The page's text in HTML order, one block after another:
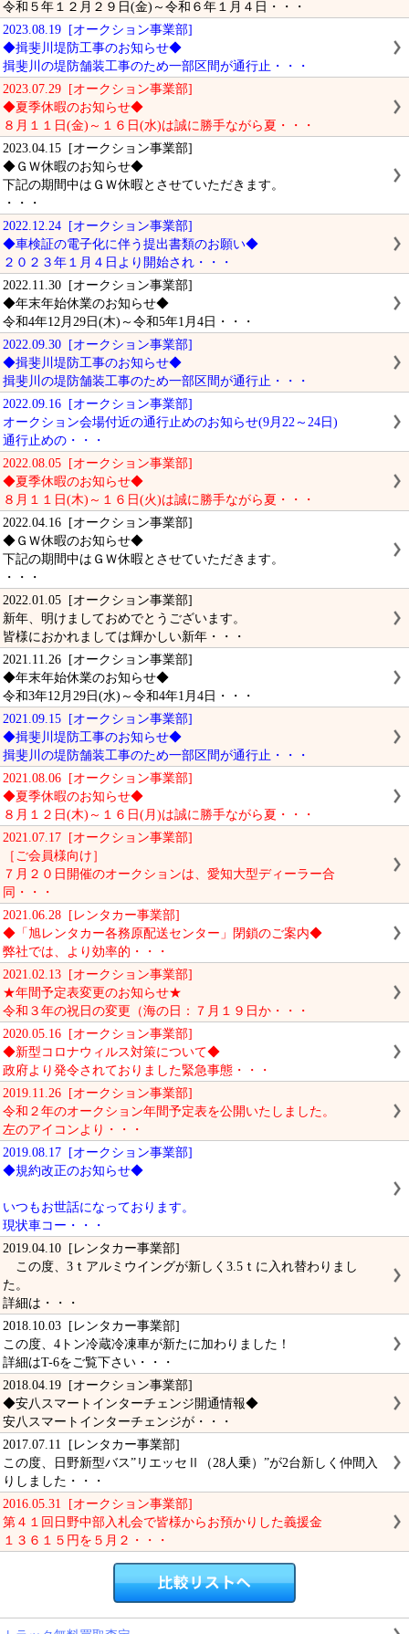
令和５年１２月２９日(金)～令和６年１月４日・・・
2023.08.19 [オークション事業部]
◆揖斐川堤防工事のお知らせ◆
揖斐川の堤防舗装工事のため一部区間が通行止・・・
2023.07.29 [オークション事業部]
◆夏季休暇のお知らせ◆
８月１１日(金)～１６日(水)は誠に勝手ながら夏・・・
2023.04.15 [オークション事業部]
◆ＧＷ休暇のお知らせ◆
下記の期間中はＧＷ休暇とさせていただきます。
・・・
2022.12.24 [オークション事業部]
◆車検証の電子化に伴う提出書類のお願い◆
２０２３年１月４日より開始され・・・
2022.11.30 [オークション事業部]
◆年末年始休業のお知らせ◆
令和4年12月29日(木)～令和5年1月4日・・・
2022.09.30 [オークション事業部]
◆揖斐川堤防工事のお知らせ◆
揖斐川の堤防舗装工事のため一部区間が通行止・・・
2022.09.16 [オークション事業部]
オークション会場付近の通行止めのお知らせ(9月22～24日)
通行止めの・・・
2022.08.05 [オークション事業部]
◆夏季休暇のお知らせ◆
８月１１日(木)～１６日(火)は誠に勝手ながら夏・・・
2022.04.16 [オークション事業部]
◆ＧＷ休暇のお知らせ◆
下記の期間中はＧＷ休暇とさせていただきます。
・・・
2022.01.05 [オークション事業部]
新年、明けましておめでとうございます。
皆様におかれましては輝かしい新年・・・
2021.11.26 [オークション事業部]
◆年末年始休業のお知らせ◆
令和3年12月29日(水)～令和4年1月4日・・・
2021.09.15 [オークション事業部]
◆揖斐川堤防工事のお知らせ◆
揖斐川の堤防舗装工事のため一部区間が通行止・・・
2021.08.06 [オークション事業部]
◆夏季休暇のお知らせ◆
８月１２日(木)～１６日(月)は誠に勝手ながら夏・・・
2021.07.17 [オークション事業部]
［ご会員様向け］
７月２０日開催のオークションは、愛知大型ディーラー合
同・・・
2021.06.28 [レンタカー事業部]
◆「旭レンタカー各務原配送センター」閉鎖のご案内◆
弊社では、より効率的・・・
2021.02.13 [オークション事業部]
★年間予定表変更のお知らせ★
令和３年の祝日の変更（海の日：７月１９日か・・・
2020.05.16 [オークション事業部]
◆新型コロナウィルス対策について◆
政府より発令されておりました緊急事態・・・
2019.11.26 [オークション事業部]
令和２年のオークション年間予定表を公開いたしました。
左のアイコンより・・・
2019.08.17 [オークション事業部]
◆規約改正のお知らせ◆
いつもお世話になっております。
現状車コー・・・
2019.04.10 [レンタカー事業部]
この度、3ｔアルミウイングが新しく3.5ｔに入れ替わりまし
た。
詳細は・・・
2018.10.03 [レンタカー事業部]
この度、4トン冷蔵冷凍車が新たに加わりました！
詳細はT-6をご覧下さい・・・
2018.04.19 [オークション事業部]
◆安八スマートインターチェンジ開通情報◆
安八スマートインターチェンジが・・・
2017.07.11 [レンタカー事業部]
この度、日野新型バス”リエッセⅡ（28人乗）”が2台新しく仲間入
りしました・・・
2016.05.31 [オークション事業部]
第４１回日野中部入札会で皆様からお預かりした義援金
１３６１５円を５月２・・・